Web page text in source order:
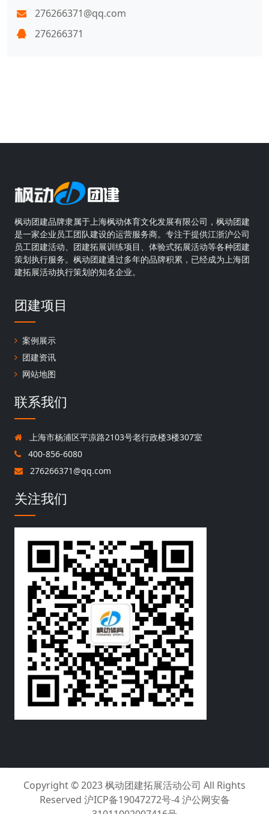
276266371@qq.com
276266371
枫动团建品牌隶属于上海枫动体育文化发展有限公司，枫动团建
是一家企业员工团队建设的运营服务商。专注于提供江浙沪公司
员工团建活动、团建拓展训练项目、体验式拓展活动等各种团建
策划执行服务。枫动团建通过多年的品牌积累，已经成为上海团
建拓展活动执行策划的知名企业。
团建项目
案例展示
团建资讯
网站地图
联系我们
上海市杨浦区平凉路2103号老行政楼3楼307室
400-856-6080
276266371@qq.com
关注我们
Copyright © 2023枫动团建拓展活动公司 All Rights
Reserved 沪ICP备19047272号-4 沪公网安备